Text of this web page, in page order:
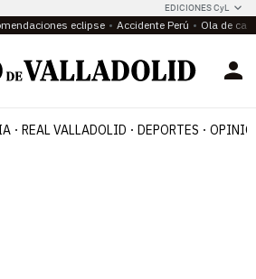
EDICIONES CyL
eclipse Accidente Perú Ola de
REAL VALLADOLID DEPORTES